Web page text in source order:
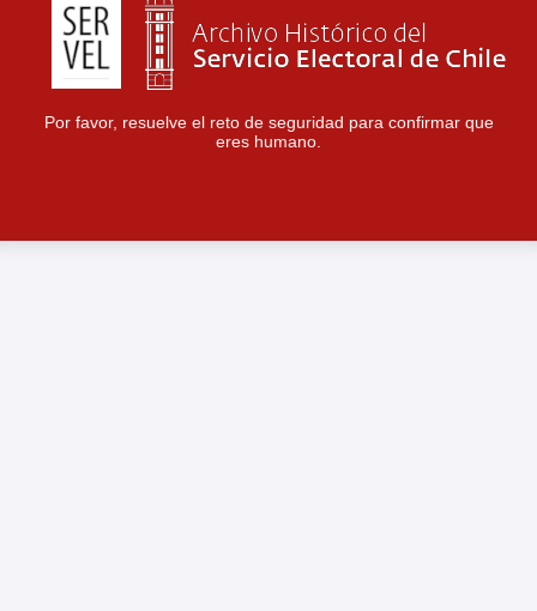
Por favor, resuelve el reto de seguridad para confirmar que
eres humano.